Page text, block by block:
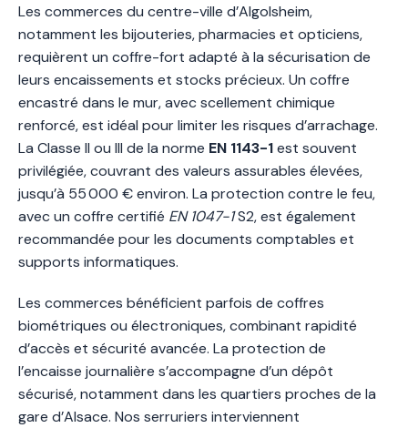
Les commerces du centre-ville d’Algolsheim,
notamment les bijouteries, pharmacies et opticiens,
requièrent un coffre-fort adapté à la sécurisation de
leurs encaissements et stocks précieux. Un coffre
encastré dans le mur, avec scellement chimique
renforcé, est idéal pour limiter les risques d’arrachage.
La Classe II ou III de la norme EN 1143-1est souvent
privilégiée, couvrant des valeurs assurables élevées,
jusqu’à 55 000 € environ. La protection contre le feu,
avec un coffre certifié EN 1047-1S2, est également
recommandée pour les documents comptables et
supports informatiques.
Les commerces bénéficient parfois de coffres
biométriques ou électroniques, combinant rapidité
d’accès et sécurité avancée. La protection de
l’encaisse journalière s’accompagne d’un dépôt
sécurisé, notamment dans les quartiers proches de la
gare d’Alsace. Nos serruriers interviennent